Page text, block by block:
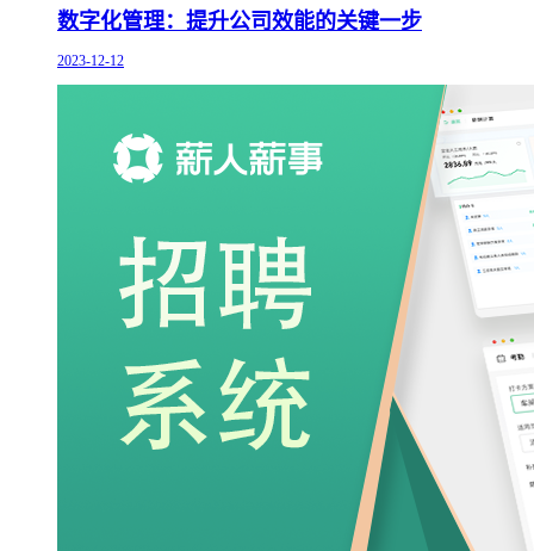
数字化管理：提升公司效能的关键一步
2023-12-12